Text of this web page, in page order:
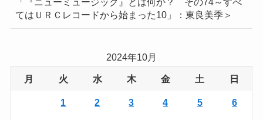
てはＵＲＣレコードから始まった10」：東良美季＞
2024年10月
月 火 水 木 金 土 日
1 2 3 4 5 6